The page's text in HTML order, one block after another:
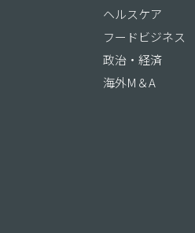
ヘルスケア
フードビジネス
政治・経済
海外M＆A